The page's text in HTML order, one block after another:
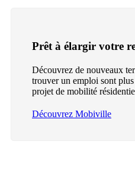
Prêt à élargir votre
Découvrez de nouveaux
trouver un emploi sont
projet de mobilité
Découvrez Mobiville